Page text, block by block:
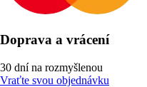
Doprava a vrácení
30 dní na rozmyšlenou
Vraťte svou objednávku